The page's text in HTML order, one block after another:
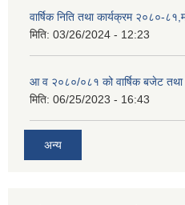
वार्षिक निति तथा कार्यक्रम २०८०-
मिति: 03/26/2024 - 12:23
आ व २०८०/०८१ को वार्षिक बजेट तथा
मिति: 06/25/2023 - 16:43
अन्य